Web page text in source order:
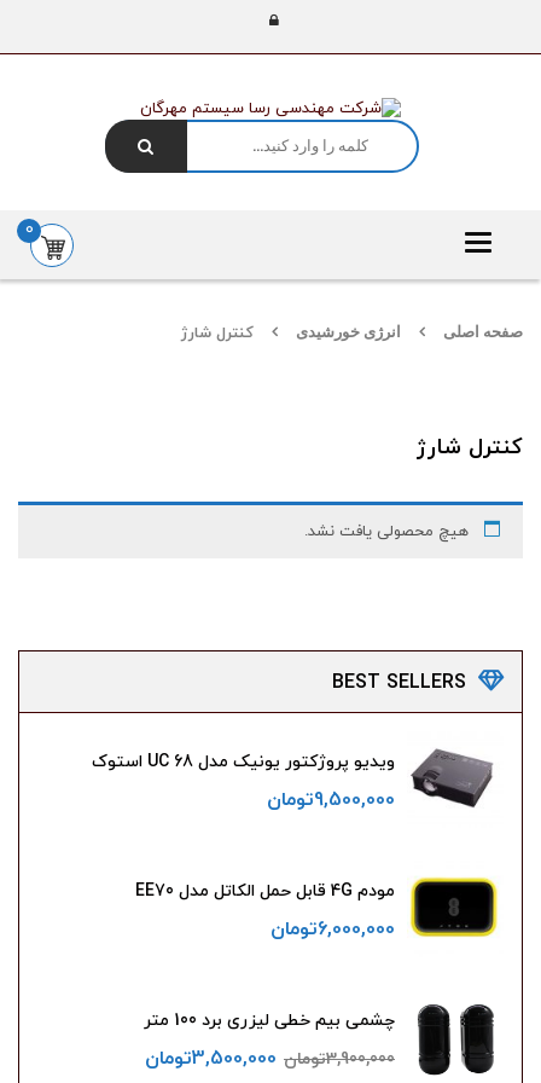
Toggle
0
صفحه اصلی انرژی خورشیدی کنترل شارژ
BEST SELLERS
ویدیو پروژکتور یونیک مدل UC 68 استوک
9,500,000تومان
مودم 4G قابل حمل الکاتل مدل EE70
6,000,000تومان
چشمی بیم خطی لیزری برد 100 متر
3,900,000تومان 3,500,000تومان
کنترل شارژ
هیچ محصولی یافت نشد.